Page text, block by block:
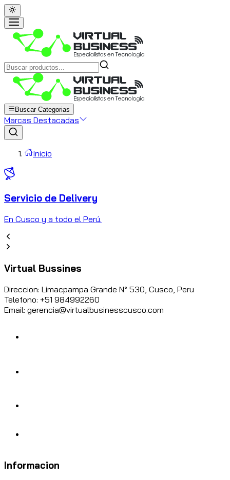
Buscar Categorias
Marcas Destacadas
Inicio
Servicio de Delivery
En Cusco y a todo el Perú.
Virtual Bussines
Direccion: Limacpampa Grande N° 530, Cusco, Peru
Telefono: +51 984992260
Email: gerencia@virtualbusinesscusco.com
Informacion